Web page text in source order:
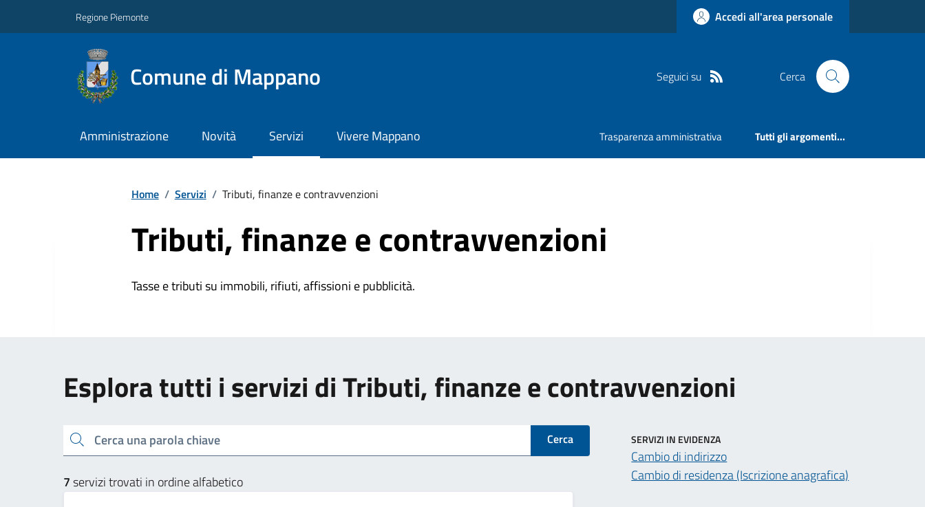
Regione Piemonte Accedi all'area personale
Comune di Mappano Seguici su Cerca
Amministrazione Novità Servizi Vivere Mappano Trasparenza amministrativa Tutti gli argomenti...
Home / Servizi / Tributi, finanze e contravvenzioni
Tributi, finanze e contravvenzioni
Tasse e tributi su immobili, rifiuti, affissioni e pubblicità.
Esplora tutti i servizi di Tributi, finanze e contravvenzioni
Cerca una parola chiave Cerca
7servizi trovati in ordine alfabetico
SERVIZI IN EVIDENZA
Cambio di indirizzo
Cambio di residenza (Iscrizione anagrafica)